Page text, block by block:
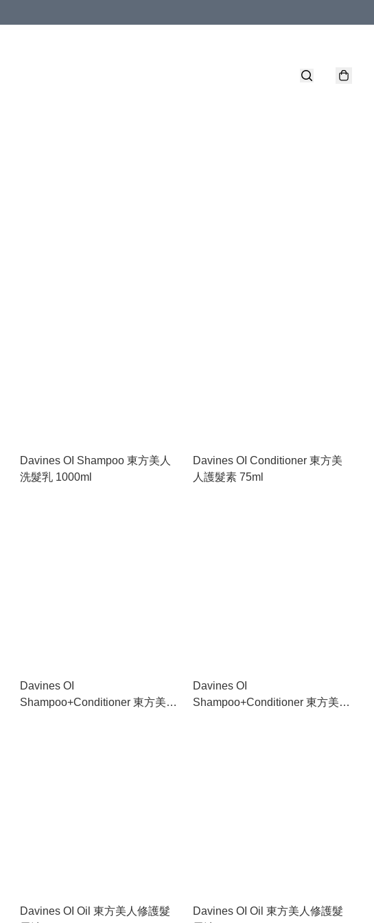
Davines OI Shampoo 東方美人
洗髮乳 1000ml
Davines OI Conditioner 東方美
人護髮素 75ml
Davines OI
Shampoo+Conditioner 東方美人
Davines OI
Shampoo+Conditioner 東方美人
Davines OI Oil 東方美人修護髮
Davines OI Oil 東方美人修護髮